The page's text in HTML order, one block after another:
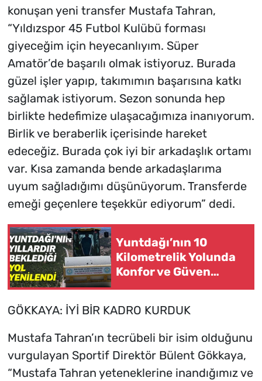
konuşan yeni transfer Mustafa Tahran,
“Yıldızspor 45 Futbol Kulübü forması
giyeceğim için heyecanlıyım. Süper
Amatör’de başarılı olmak istiyoruz. Burada
güzel işler yapıp, takımımın başarısına katkı
sağlamak istiyorum. Sezon sonunda hep
birlikte hedefimize ulaşacağımıza inanıyorum.
Birlik ve beraberlik içerisinde hareket
edeceğiz. Burada çok iyi bir arkadaşlık ortamı
var. Kısa zamanda bende arkadaşlarıma
uyum sağladığımı düşünüyorum. Transferde
emeği geçenlere teşekkür ediyorum” dedi.
Yuntdağı’nın 10
Kilometrelik Yolunda
Konfor ve Güven
Çalışması
GÖKKAYA: İYİ BİR KADRO KURDUK
Mustafa Tahran’ın tecrübeli bir isim olduğunu
vurgulayan Sportif Direktör Bülent Gökkaya,
“Mustafa Tahran yeteneklerine inandığımız ve